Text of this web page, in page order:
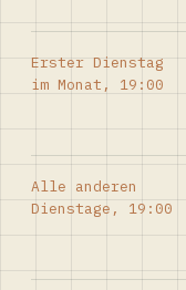
Erster Dienstag
im Monat, 19:00
Alle anderen
Dienstage, 19:00